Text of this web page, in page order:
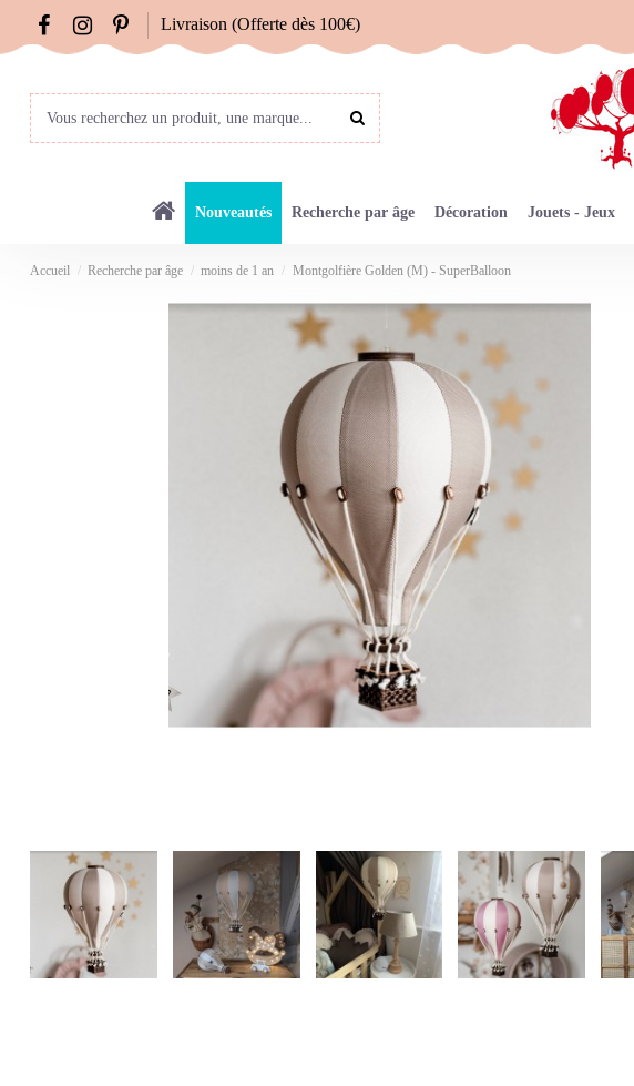
Livraison (Offerte dès 100€)
Nouveautés Recherche par âge Décoration Jouets - Jeux
Accueil Recherche par âge moins de 1 an Montgolfière Golden (M) - SuperBalloon